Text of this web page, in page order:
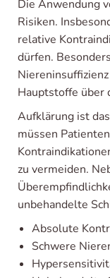
Die Anwendung
Risiken.
relative
dürfen.
Hauptstoffe über
Aufklärung ist
müssen
zu vermeiden.
unbehandelte
Absolute
Schwere